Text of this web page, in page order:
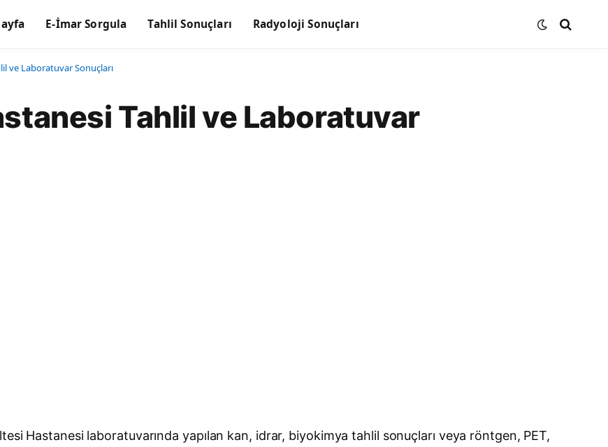
E-İmar Sorgula Tahlil Sonuçları Radyoloji Sonuçları
ve Laboratuvar Sonuçları
Tahlil ve Laboratuvar
Hastanesi laboratuvarında yapılan kan, idrar, biyokimya tahlil sonuçları veya röntgen, PET,